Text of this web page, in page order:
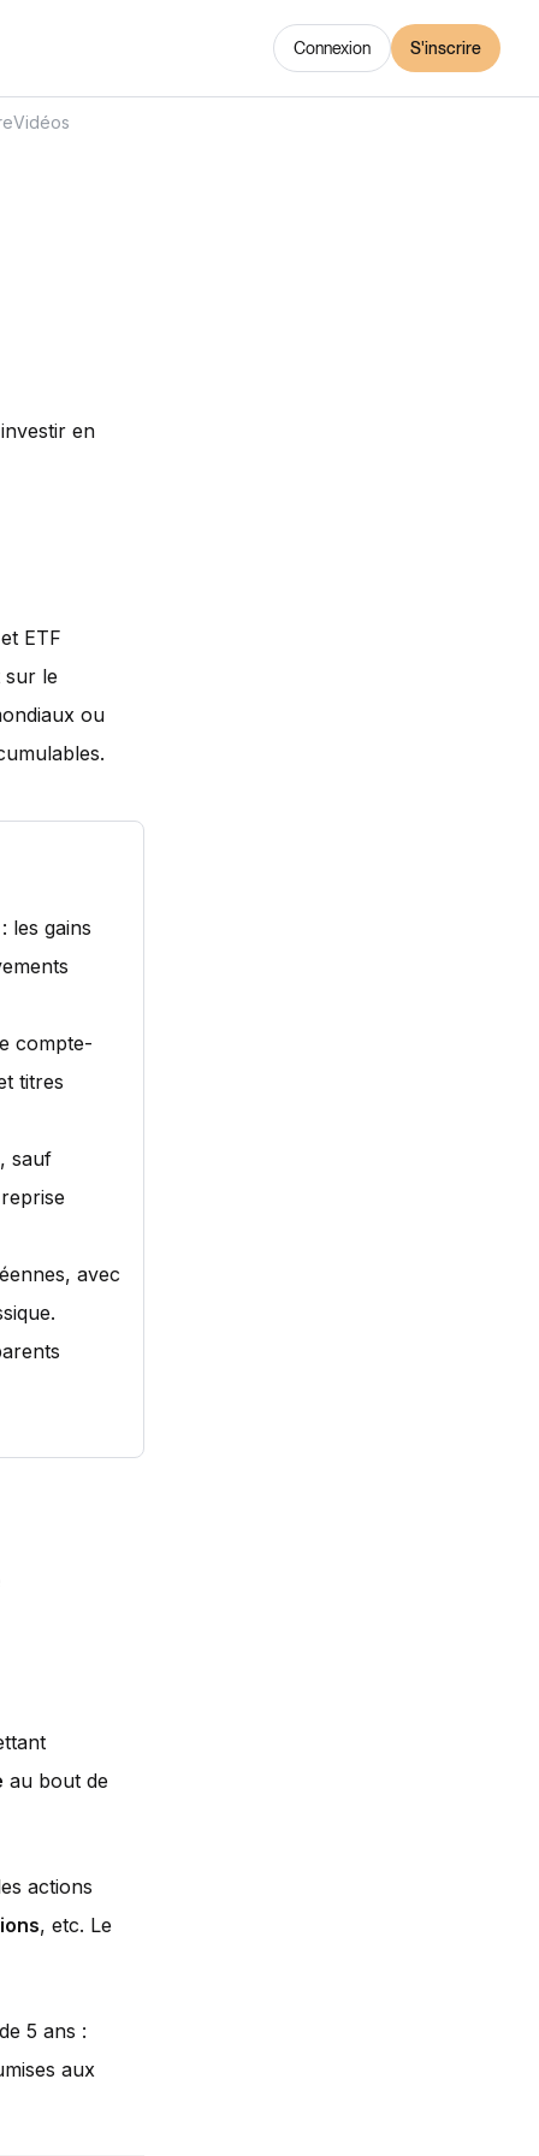
Connexion S'inscrire
ETF
sur le
ou
les gains
compte-
titres
sauf
avec
au bout de
actions
, etc. Le
5 ans :
aux
Vidéos